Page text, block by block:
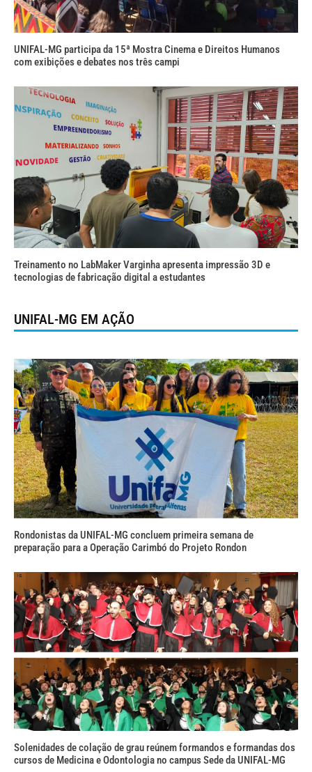
UNIFAL-MG participa da 15ª Mostra Cinema e Direitos Humanos
com exibições e debates nos três campi
Treinamento no LabMaker Varginha apresenta impressão 3D e
tecnologias de fabricação digital a estudantes
UNIFAL-MG EM AÇÃO
Rondonistas da UNIFAL-MG concluem primeira semana de
preparação para a Operação Carimbó do Projeto Rondon
Solenidades de colação de grau reúnem formandos e formandas dos
cursos de Medicina e Odontologia no campus Sede da UNIFAL-MG